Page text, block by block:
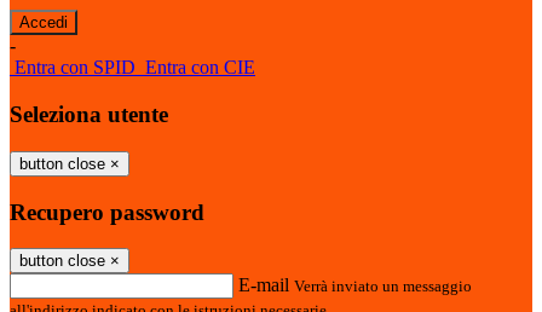
-
Entra con SPID Entra con CIE
Seleziona utente
button close ×
Recupero password
button close ×
E-mail Verrà inviato un messaggio